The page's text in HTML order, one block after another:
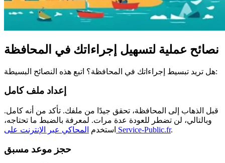
نصائح عملية لتسهيل إجراءاتك في المحافظة
هل تريد تبسيط إجراءاتك في المحافظة؟ اتبع هذه النصائح البسيطة:
إعداد ملف كامل
قبل الذهاب إلى المحافظة، تحقق جيدًا من ملفك. تأكد من أنه كامل.
وبالتالي، لن تضطر للعودة عدة مرات. لمعرفة بالضبط ما تحتاجه،
استخدم المحاكي عبر الإنترنت على Service-Public.fr.
حجز موعد مسبق